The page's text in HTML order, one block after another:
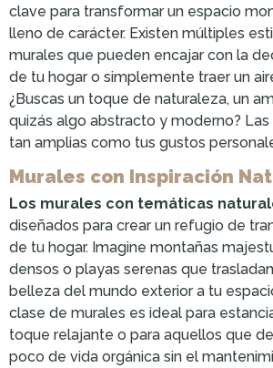
clave para transformar un espacio
lleno de carácter. Existen múltiples
murales que pueden encajar con la
de tu hogar o simplemente traer un
¿Buscas un toque de naturaleza, un
quizás algo abstracto y moderno?
tan amplias como tus gustos
Murales con Inspiración
Los murales con temáticas
diseñados para crear un refugio de
de tu hogar. Imagine montañas
densos o playas serenas que
belleza del mundo exterior a tu
clase de murales es ideal para
toque relajante o para aquellos que
poco de vida orgánica sin el